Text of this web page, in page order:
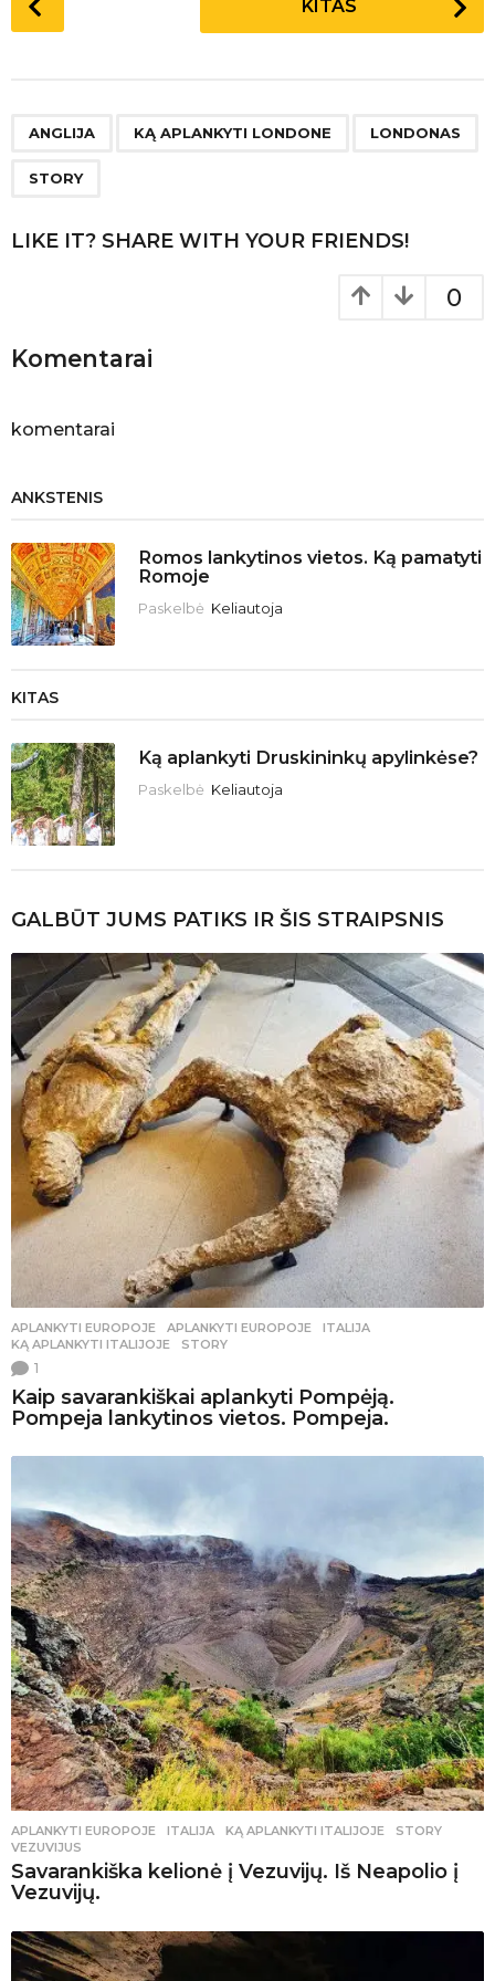
o
a
n
KITAS
ANGLIJA KĄ APLANKYTI LONDONE LONDONAS
STORY
LIKE IT? SHARE WITH YOUR FRIENDS!
0
Komentarai
komentarai
ANKSTENIS
Romos lankytinos vietos. Ką pamatyti
Romoje
Paskelbė Keliautoja
KITAS
Ką aplankyti Druskininkų apylinkėse?
Paskelbė Keliautoja
GALBŪT JUMS PATIKS IR ŠIS STRAIPSNIS
APLANKYTI EUROPOJE APLANKYTI EUROPOJE ,ITALIJA
KĄ APLANKYTI ITALIJOJE
,STORY
1
Kaip savarankiškai aplankyti Pompėją.
Pompeja lankytinos vietos. Pompeja.
APLANKYTI EUROPOJE ITALIJA ,KĄ APLANKYTI ITALIJOJE ,STORY
VEZUVIJUS
Savarankiška kelionė į Vezuvijų. Iš Neapolio į
Vezuvijų.